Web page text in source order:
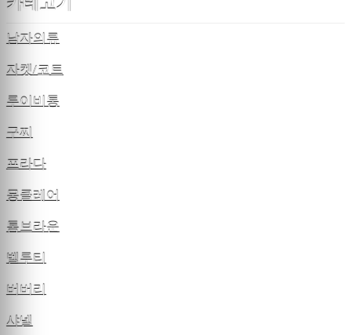
카테고기
남자의류
자켓/코트
루이비통
구찌
프라다
몽클레어
톰브라운
벨루티
버버리
샤넬